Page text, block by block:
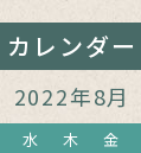
カレンダー
2022年8月
水 木 金